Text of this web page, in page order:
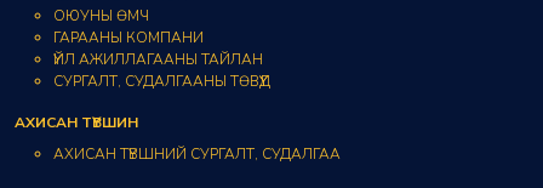
ОЮУНЫ ӨМЧ
ГАРААНЫ КОМПАНИ
ҮЙЛ АЖИЛЛАГААНЫ ТАЙЛАН
СУРГАЛТ, СУДАЛГААНЫ ТӨВҮҮД
АХИСАН ТҮВШИН
АХИСАН ТҮВШНИЙ СУРГАЛТ, СУДАЛГАА